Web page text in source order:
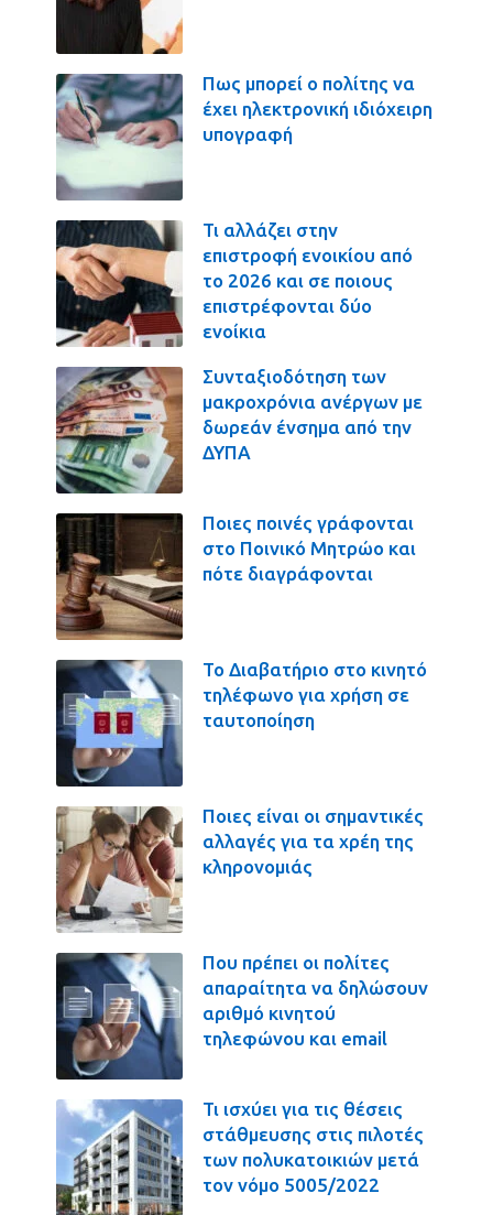
Πως μπορεί ο πολίτης να
έχει ηλεκτρονική ιδιόχειρη
υπογραφή
Τι αλλάζει στην
επιστροφή ενοικίου από
το 2026 και σε ποιους
επιστρέφονται δύο
ενοίκια
Συνταξιοδότηση των
μακροχρόνια ανέργων με
δωρεάν ένσημα από την
ΔΥΠΑ
Ποιες ποινές γράφονται
στο Ποινικό Μητρώο και
πότε διαγράφονται
Το Διαβατήριο στο κινητό
τηλέφωνο για χρήση σε
ταυτοποίηση
Ποιες είναι οι σημαντικές
αλλαγές για τα χρέη της
κληρονομιάς
Που πρέπει οι πολίτες
απαραίτητα να δηλώσουν
αριθμό κινητού
τηλεφώνου και email
Τι ισχύει για τις θέσεις
στάθμευσης στις πιλοτές
των πολυκατοικιών μετά
τον νόμο 5005/2022